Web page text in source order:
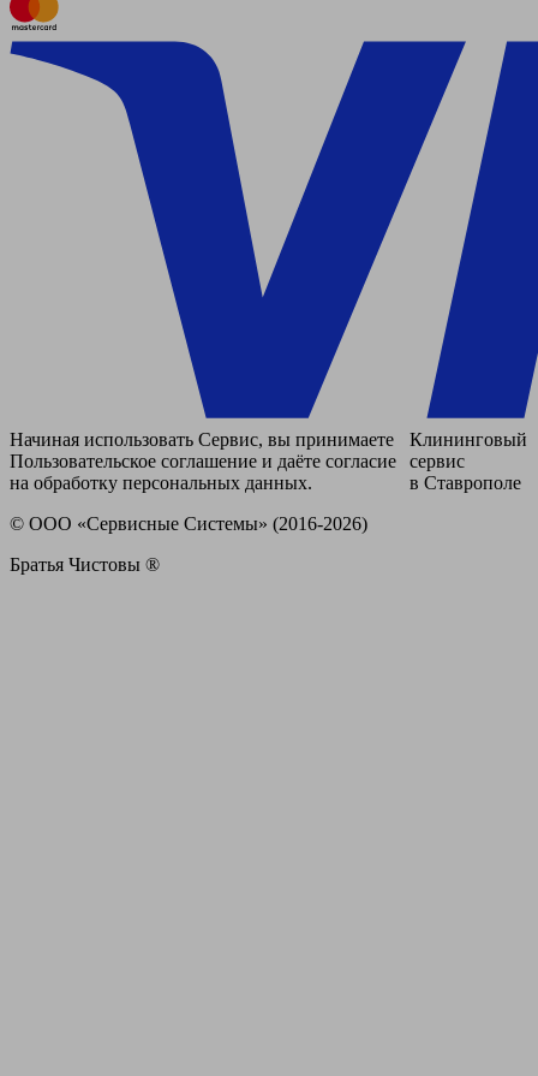
Начиная использовать Сервис, вы принимаете
Пользовательское соглашение и даёте согласие
на обработку персональных данных.
© ООО «Сервисные Системы» (2016-2026)
Братья Чистовы ®
Клининговый
сервис
в Ставрополе